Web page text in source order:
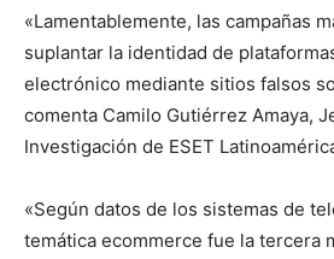
«Lamentablemente, las campañas
suplantar la identidad de
electrónico mediante sitios falsos
comenta Camilo Gutiérrez Amaya,
Investigación de ESET
«Según datos de los sistemas de
temática ecommerce fue la tercera